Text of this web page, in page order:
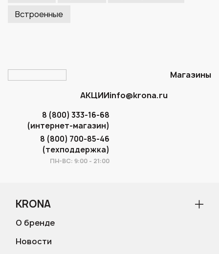
Встроенные
Магазины
АКЦИИinfo@krona.ru
8 (800) 333-16-68
(интернет-магазин)
8 (800) 700-85-46
(техподдержка)
ПН-ВС: 9:00 - 21:00
KRONA
О бренде
Новости